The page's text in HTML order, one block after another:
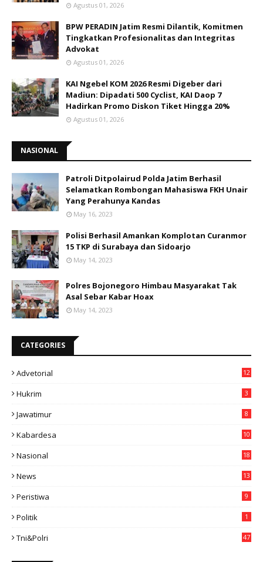
Agustus 01, 2026
BPW PERADIN Jatim Resmi Dilantik, Komitmen
Tingkatkan Profesionalitas dan Integritas
Advokat
Agustus 01, 2026
KAI Ngebel KOM 2026 Resmi Digeber dari
Madiun: Dipadati 500 Cyclist, KAI Daop 7
Hadirkan Promo Diskon Tiket Hingga 20%
Agustus 01, 2026
NASIONAL
Patroli Ditpolairud Polda Jatim Berhasil
Selamatkan Rombongan Mahasiswa FKH Unair
Yang Perahunya Kandas
May 16, 2023
Polisi Berhasil Amankan Komplotan Curanmor
15 TKP di Surabaya dan Sidoarjo
May 14, 2023
Polres Bojonegoro Himbau Masyarakat Tak
Asal Sebar Kabar Hoax
May 14, 2023
CATEGORIES
Advetorial 12
Hukrim 3
Jawatimur 8
Kabardesa
10
Nasional
18
News
13
Peristiwa 9
Politik 1
Tni&polri 47